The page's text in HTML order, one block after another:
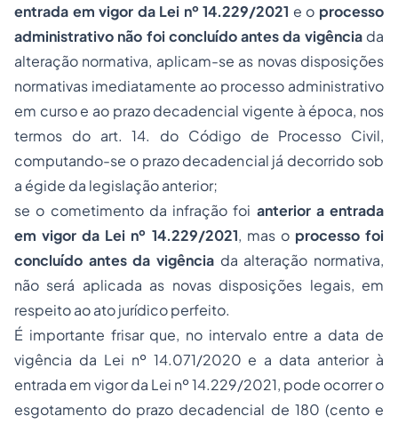
entrada em vigor da Lei nº 14.229/2021 e o processo
administrativo não foi concluído antes da vigênciada
alteração normativa, aplicam-se as novas disposições
normativas imediatamente ao processo administrativo
em curso e ao prazo decadencial vigente à época, nos
termos do art. 14. do Código de Processo Civil,
computando-se o prazo decadencial já decorrido sob
a égide da legislação anterior;
se o cometimento da infração foi anterior a entrada
em vigor da Lei nº 14.229/2021, mas oprocesso foi
concluído antes da vigência da alteração normativa,
não será aplicada as novas disposições legais, em
respeito ao ato jurídico perfeito.
É importante frisar que, no intervalo entre a data de
vigência da Lei nº 14.071/2020 e a data anterior à
entrada em vigor da Lei nº 14.229/2021, pode ocorrer o
esgotamento do prazo decadencial de 180 (cento e